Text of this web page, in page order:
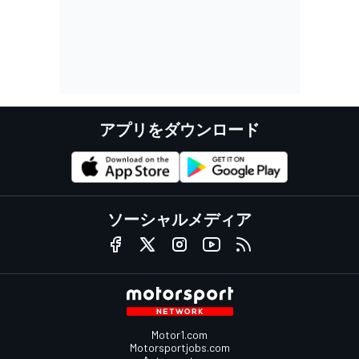
アプリをダウンロード
ソーシャルメディア
Motor1.com
Motorsportjobs.com